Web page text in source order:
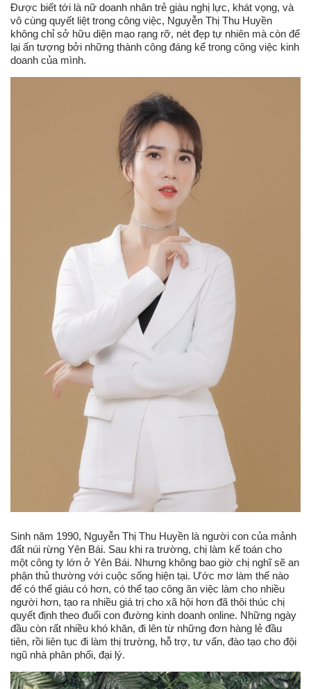
Được biết tới là nữ doanh nhân trẻ giàu nghị lực, khát vọng, và
vô cùng quyết liệt trong công việc, Nguyễn Thị Thu Huyền
không chỉ sở hữu diện mạo rạng rỡ, nét đẹp tự nhiên mà còn để
lại ấn tượng bởi những thành công đáng kể trong công việc kinh
doanh của mình.
Sinh năm 1990, Nguyễn Thị Thu Huyền là người con của mảnh
đất núi rừng Yên Bái. Sau khi ra trường, chị làm kế toán cho
một công ty lớn ở Yên Bái. Nhưng không bao giờ chị nghĩ sẽ an
phận thủ thường với cuộc sống hiện tại. Ước mơ làm thế nào
để có thể giàu có hơn, có thể tạo công ăn việc làm cho nhiều
người hơn, tạo ra nhiều giá trị cho xã hội hơn đã thôi thúc chị
quyết định theo đuổi con đường kinh doanh online. Những ngày
đầu còn rất nhiều khó khăn, đi lên từ những đơn hàng lẻ đầu
tiên, rồi liên tục đi làm thị trường, hỗ trợ, tư vấn, đào tạo cho đội
ngũ nhà phân phối, đại lý.